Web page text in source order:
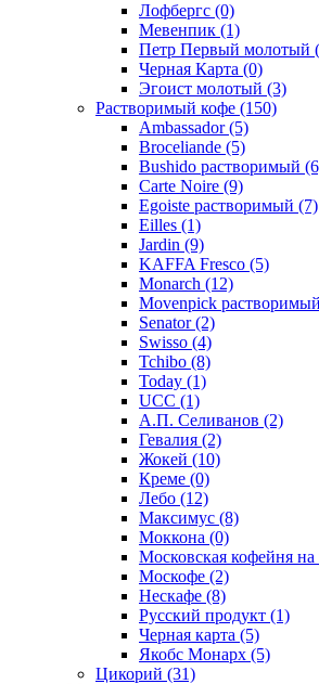
Лофбергс (0)
Мевенпик (1)
Петр Первый молотый
Черная Карта (0)
Эгоист молотый (3)
Растворимый кофе (150)
Ambassador(5)
Broceliande (5)
Bushido растворимый
Carte Noire (9)
Egoiste растворимый (7)
Eilles (1)
Jardin (9)
KAFFA Fresco (5)
Monarch (12)
Movenpick растворимый
Senator(2)
Swisso (4)
Tchibo (8)
Today (1)
UCC (1)
А.П. Селиванов (2)
Гевалия (2)
Жокей (10)
Креме (0)
Лебо (12)
Максимус (8)
Моккона (0)
Московская кофейня на
Москофе (2)
Нескафе (8)
Русский продукт (1)
Черная карта (5)
Якобс Монарх (5)
Цикорий (31)